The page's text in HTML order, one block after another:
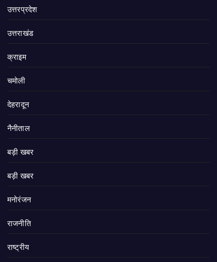
उत्तरप्रदेश
उत्तराखंड
क्राइम
चमोली
देहरादून
नैनीताल
बड़ी खबर
बड़ी खबर
मनोरंजन
राजनीति
राष्ट्रीय